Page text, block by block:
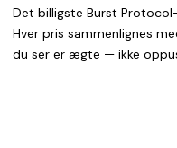
Det billigste Burst
Hver pris sammenlignes
du ser er ægte — ikke